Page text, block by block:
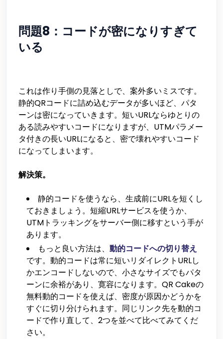
問題8：コードが密になりすぎて
いる
これは作り手側の見落としで、案外多いミスです。
静的QRコードに詰め込むデータが多いほど、パタ
ーンは密になっていきます。短いURLならゆとりの
ある読みやすいコードになりますが、UTMパラメー
タ付きの長いURLになると、密で壊れやすいコード
になってしまいます。
解決策。
静的コードを使うなら、生成前にURLを短くし
ておきましょう。短縮URLサービスを使うか、
UTMトラッキングをサーバー側に移すという手が
あります。
もっと良い方法は、 動的コードへの切り替え
です。動的コードは常に短いリダイレクトURLし
かエンコードしないので、小さなサイズでもパタ
ーンに余裕があり、寛容になります。QR Cakeの
無料動的コードを使えば、密度が原因かどうかを
すぐに切り分けられます。同じリンク先を動的コ
ードで作り直して、2つを並べて比べてみてくだ
さい。